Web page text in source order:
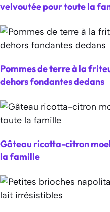
velvoutée pour toute la
Pommes de terre à la
dehors fondantes dedans
Gâteau ricotta-citron
la famille